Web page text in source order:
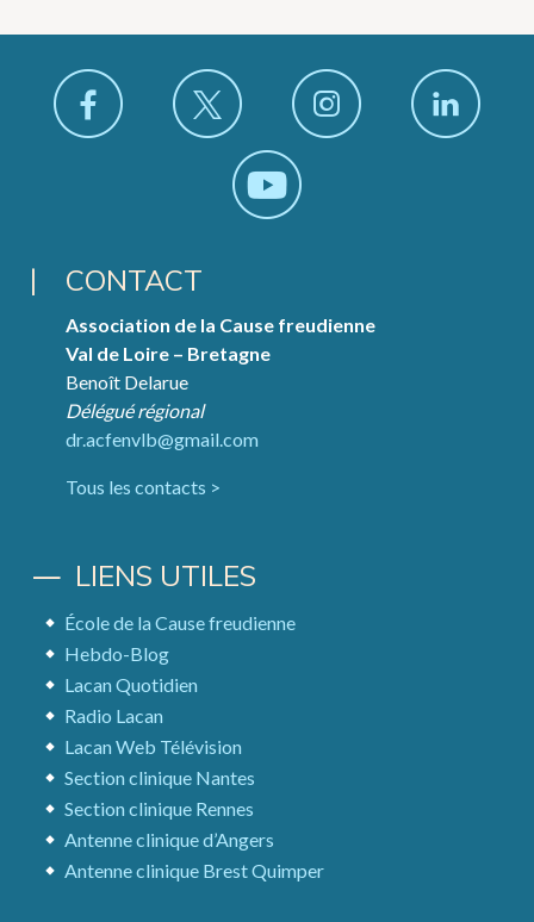
CONTACT
Association de la Cause freudienne
Val de Loire – Bretagne
Benoît Delarue
Délégué régional
dr.acfenvlb@gmail.com
Tous les contacts >
LIENS UTILES
École de la Cause freudienne
Hebdo-Blog
Lacan Quotidien
Radio Lacan
Lacan Web Télévision
Section clinique Nantes
Section clinique Rennes
Antenne clinique d’Angers
Antenne clinique Brest Quimper